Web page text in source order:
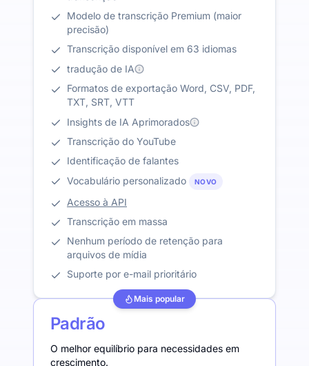
Modelo de transcrição Premium (maior
precisão)
Transcrição disponível em 63 idiomas
tradução de IA
Formatos de exportação Word, CSV, PDF,
TXT, SRT, VTT
Insights de IA Aprimorados
Transcrição do YouTube
Identificação de falantes
Vocabulário personalizado
NOVO
Acesso à API
Transcrição em massa
Nenhum período de retenção para
arquivos de mídia
Suporte por e-mail prioritário
Mais popular
Padrão
O melhor equilíbrio para necessidades em
crescimento.